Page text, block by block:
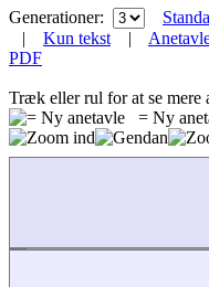
Generationer:
| Kun tekst |
PDF
Træk eller rul for at se mere
= Ny